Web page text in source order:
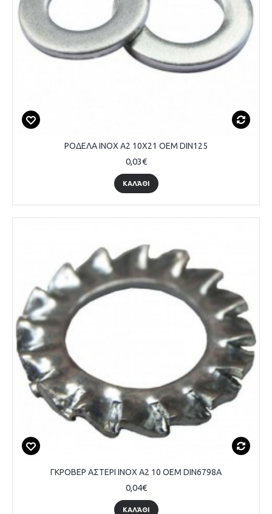
ΡΟΔΕΛΑ INOX A2 10Χ21 OEM DIN125
0,03€
ΚΑΛΆΘΙ
ΓΚΡΟΒΕΡ ΑΣΤΕΡΙ INOX A2 10 OEM DIN6798A
0,04€
ΚΑΛΆΘΙ